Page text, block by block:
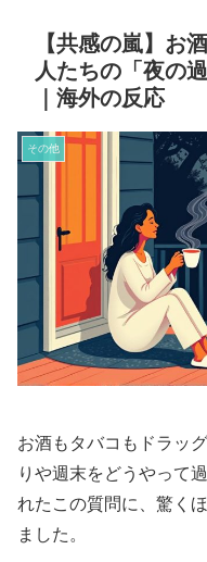
【共感の嵐】お
人たちの「夜の
｜海外の反応
その他
お酒もタバコもドラッ
りや週末をどうやって
れたこの質問に、驚く
ました。